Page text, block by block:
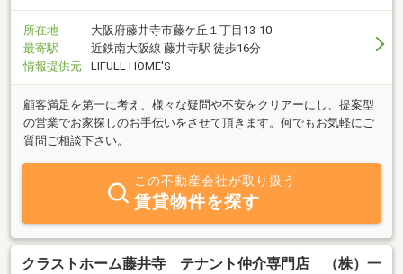
所在地
大阪府藤井寺市藤ケ丘１丁目13-10
最寄駅
近鉄南大阪線 藤井寺駅 徒歩16分
情報提供元
LIFULL HOME'S
顧客満足を第一に考え、様々な疑問や不安をクリアーにし、提案型
の営業でお家探しのお手伝いをさせて頂きます。何でもお気軽にご
質問ご相談下さい。
この不動産会社が取り扱う
賃貸物件を探す
クラストホーム藤井寺 テナント仲介専門店 （株）一